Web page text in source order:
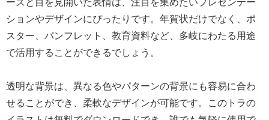
ションやデザインにぴったりです。年賀状だけでなく、ポ
スター、パンフレット、教育資料など、多岐にわたる用途
で活用することができるでしょう。
透明な背景は、異なる色やパターンの背景にも容易に合わ
せることができ、柔軟なデザインが可能です。このトラの